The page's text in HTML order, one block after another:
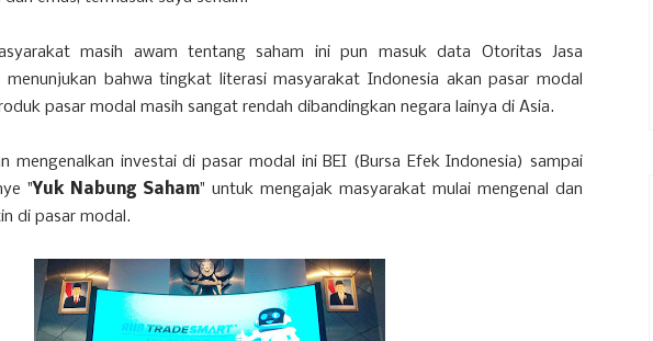
masih awam tentang saham ini pun masuk data Otoritas Jasa
menunjukan bahwa tingkat literasi masyarakat Indonesia akan pasar modal
pasar modal masih sangat rendah dibandingkan negara lainya di Asia.
mengenalkan investai di pasar modal ini BEI (Bursa Efek Indonesia) sampai
"Yuk Nabung Saham" untuk mengajak masyarakat mulai mengenal dan
di pasar modal.